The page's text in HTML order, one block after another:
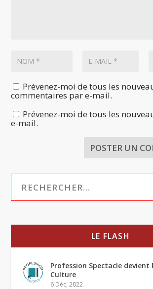
Prévenez-moi de tous les
commentaires par e-mail.
Prévenez-moi de tous les
e-mail.
LE FLASH
Profession Spectacle devient
Culture
6 Déc, 2022